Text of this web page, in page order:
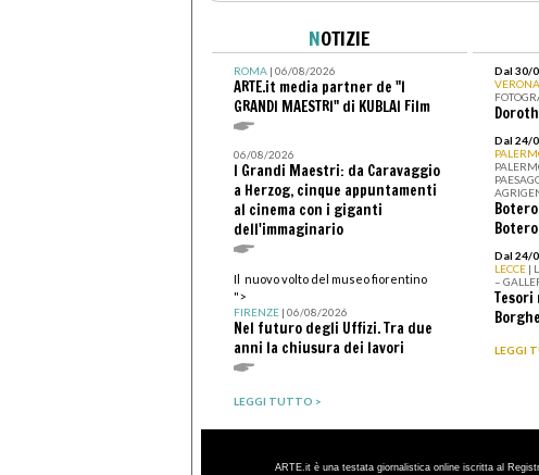
NOTIZIE
ROMA| 06/08/2026
ARTE.it media partner de "I
GRANDI MAESTRI" di KUBLAI Film
06/08/2026
I Grandi Maestri: da Caravaggio
a Herzog, cinque appuntamenti
al cinema con i giganti
dell'immaginario
Il nuovo volto del museo fiorentino
">
FIRENZE| 06/08/2026
Nel futuro degli Uffizi. Tra due
anni la chiusura dei lavori
LEGGI TUTTO >
Dal 30/
VERONA
Dal 24/
Dal 24/
LECCE |
–
Tesori
LEGGI
ARTE.it è una testata giornalistica online iscritta al